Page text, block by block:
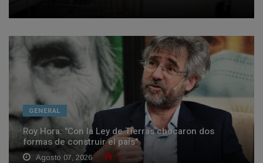
GENERAL
Roy Hora: "Con la Ley de Tierras chocaron dos
formas de construir el país"
Agosto 07, 2026 2